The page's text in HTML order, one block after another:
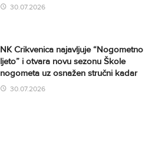
30.07.2026
NK Crikvenica najavljuje “Nogometno
ljeto” i otvara novu sezonu Škole
nogometa uz osnažen stručni kadar
30.07.2026